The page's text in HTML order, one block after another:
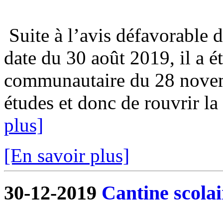
Suite à l’avis défavorable
date du 30 août 2019, il a
communautaire du 28
études et donc de rouvrir
plus]
[En savoir plus]
30-12-2019 Cantine